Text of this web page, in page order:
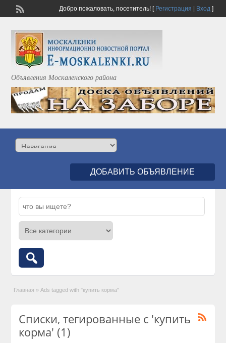
Добро пожаловать, посетитель![ Регистрация Вход]
Объявления Москаленского района
ДОБАВИТЬ ОБЪЯВЛЕНИЕ
Главная » Ads tagged with "купить корма"
Списки, тегированные с 'купить
корма' (1)